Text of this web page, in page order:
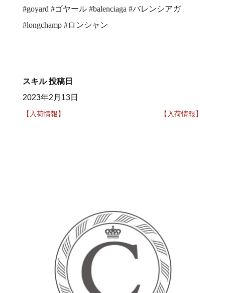
#goyard #ゴヤール #balenciaga #バレンシアガ
#longchamp #ロンシャン
スキル 投稿日
2023年2月13日
【入荷情報】 【入荷情報】